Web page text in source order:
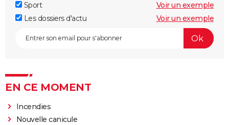
Sport
Voir un exemple
Les dossiers d'actu
Voir un exemple
EN CE MOMENT
Incendies
Nouvelle canicule